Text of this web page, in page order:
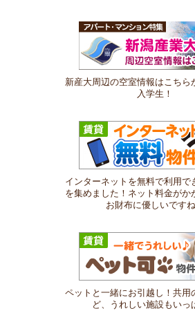
新産大周辺の空室情報はこちら
入学生！
インターネットを無料で利用で
を集めました！ネット料金がか
お財布に優しいですね
ペットと一緒にお引越し！共用
ど、うれしい施設もいっ